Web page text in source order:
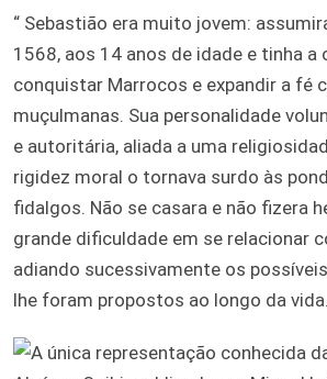
“ Sebastião era muito jovem:
1568, aos 14 anos de idade e tinha a
conquistar Marrocos e expandir a fé
muçulmanas. Sua personalidade
e autoritária, aliada a uma
rigidez moral o tornava surdo às
fidalgos. Não se casara e não fizera
grande dificuldade em se relacionar
adiando sucessivamente os
lhe foram propostos ao longo da vida.